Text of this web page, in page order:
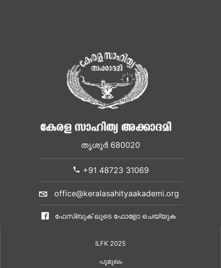
തൃശൂർ 680020
+91 48723 31069
office@keralasahityaakademi.org
ഫേസ്ബുക് ലൂടെ ഫോളോ ചെയ്യുക
ILFK 2025
പൂമുഖം